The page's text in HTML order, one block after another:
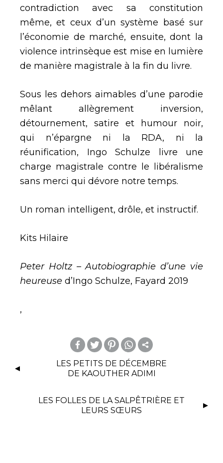
contradiction avec sa constitution
même, et ceux d’un système basé sur
l’économie de marché, ensuite, dont la
violence intrinsèque est mise en lumière
de manière magistrale à la fin du livre.
Sous les dehors aimables d’une parodie
mêlant allègrement inversion,
détournement, satire et humour noir,
qui n’épargne ni la RDA, ni la
réunification, Ingo Schulze livre une
charge magistrale contre le libéralisme
sans merci qui dévore notre temps.
Un roman intelligent, drôle, et instructif.
Kits Hilaire
Peter Holtz – Autobiographie d’une vie
heureuse d’Ingo Schulze, Fayard 2019
,
m
or
LES PETITS DE DÉCEMBRE
DE KAOUTHER ADIMI
LES FOLLES DE LA SALPÊTRIÈRE ET
LEURS SŒURS